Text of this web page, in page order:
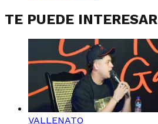
TE PUEDE INTERESAR
VALLENATO